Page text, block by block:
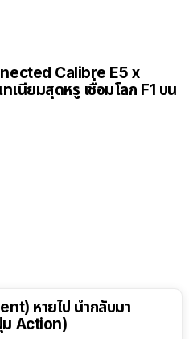
Calibre E5 x
เนียมสุดหรู เชื่อมโลก F1 บน
หายไป นำกลับมา
ม Action)